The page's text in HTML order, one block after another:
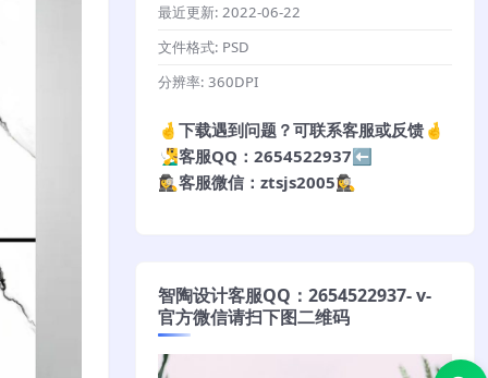
最近更新: 2022-06-22
文件格式: PSD
分辨率: 360DPI
🤞下载遇到问题？可联系客服或反馈🤞
🧏‍♂️客服QQ：2654522937⬅️
🕵️‍♀️客服微信：ztsjs2005🕵️‍♀️
智陶设计客服QQ：2654522937- v-
官方微信请扫下图二维码